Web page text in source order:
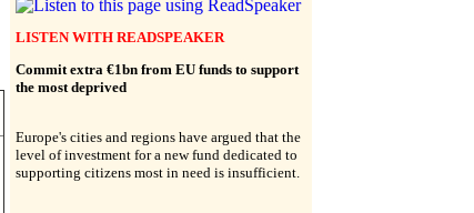
LISTEN WITH READSPEAKER
Commit extra €1bn from EU funds to support
the most deprived
Europe's cities and regions have argued that the
level of investment for a new fund dedicated to
supporting citizens most in need is insufficient.